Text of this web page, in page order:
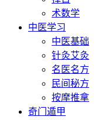
术数学
中医学习
中医基础
针灸艾灸
名医名方
民间秘方
按摩推拿
奇门遁甲